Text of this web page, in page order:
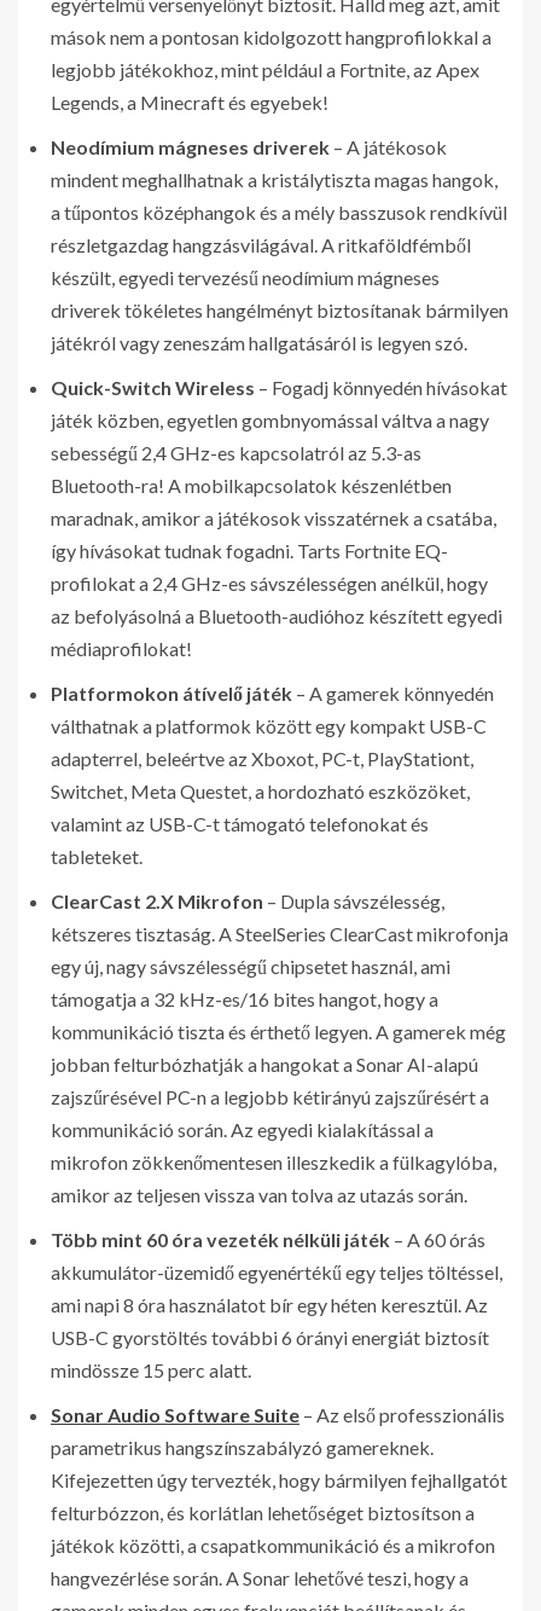
mások nem a pontosan kidolgozott hangprofilokkal a
legjobb játékokhoz, mint például a Fortnite, az Apex
Legends, a Minecraft és egyebek!
Neodímium mágneses driverek – A játékosok
mindent meghallhatnak a kristálytiszta magas hangok,
a tűpontos középhangok és a mély basszusok rendkívül
részletgazdag hangzásvilágával. A ritkaföldfémből
készült, egyedi tervezésű neodímium mágneses
driverek tökéletes hangélményt biztosítanak bármilyen
játékról vagy zeneszám hallgatásáról is legyen szó.
Quick-Switch Wireless – Fogadj könnyedén hívásokat
játék közben, egyetlen gombnyomással váltva a nagy
sebességű 2,4 GHz-es kapcsolatról az 5.3-as
Bluetooth-ra! A mobilkapcsolatok készenlétben
maradnak, amikor a játékosok visszatérnek a csatába,
így hívásokat tudnak fogadni. Tarts Fortnite EQ-
profilokat a 2,4 GHz-es sávszélességen anélkül, hogy
az befolyásolná a Bluetooth-audióhoz készített egyedi
médiaprofilokat!
Platformokon átívelő játék – A gamerek könnyedén
válthatnak a platformok között egy kompakt USB-C
adapterrel, beleértve az Xboxot, PC-t, PlayStationt,
Switchet, Meta Questet, a hordozható eszközöket,
valamint az USB-C-t támogató telefonokat és
tableteket.
ClearCast 2.X Mikrofon – Dupla sávszélesség,
kétszeres tisztaság. A SteelSeries ClearCast mikrofonja
egy új, nagy sávszélességű chipsetet használ, ami
támogatja a 32 kHz-es/16 bites hangot, hogy a
kommunikáció tiszta és érthető legyen. A gamerek még
jobban felturbózhatják a hangokat a Sonar AI-alapú
zajszűrésével PC-n a legjobb kétirányú zajszűrésért a
kommunikáció során. Az egyedi kialakítással a
mikrofon zökkenőmentesen illeszkedik a fülkagylóba,
amikor az teljesen vissza van tolva az utazás során.
Több mint 60 óra vezeték nélküli játék – A 60 órás
akkumulátor-üzemidő egyenértékű egy teljes töltéssel,
ami napi 8 óra használatot bír egy héten keresztül. Az
USB-C gyorstöltés további 6 órányi energiát biztosít
mindössze 15 perc alatt.
Sonar Audio Software Suite – Az első professzionális
parametrikus hangszínszabályzó gamereknek.
Kifejezetten úgy tervezték, hogy bármilyen fejhallgatót
felturbózzon, és korlátlan lehetőséget biztosítson a
játékok közötti, a csapatkommunikáció és a mikrofon
hangvezérlése során. A Sonar lehetővé teszi, hogy a